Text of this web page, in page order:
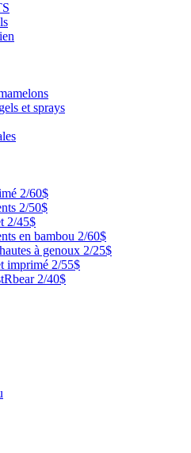
et sprays
2/60$
2/50$
2/45$
en bambou 2/60$
à genoux 2/25$
imprimé 2/55$
2/40$